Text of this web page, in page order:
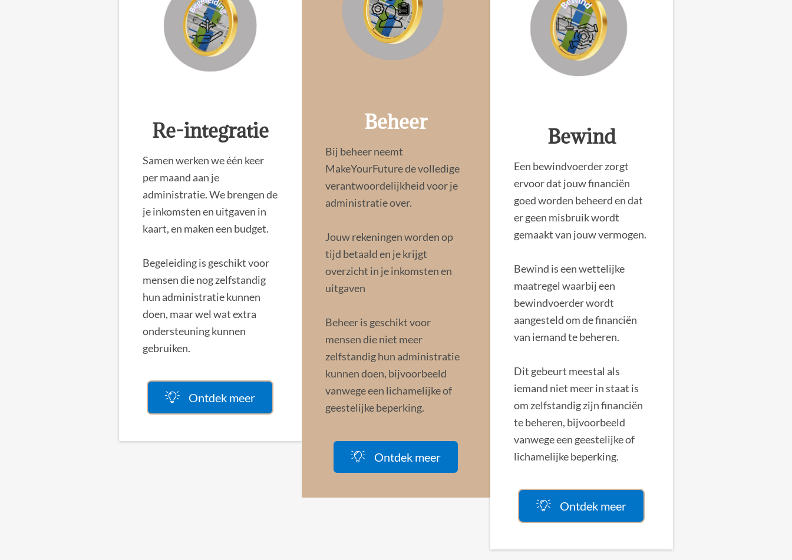
Re-integratie
Samen werken we één keer
per maand aan je
administratie. We brengen de
je inkomsten en uitgaven in
kaart, en maken een budget.
Begeleiding is geschikt voor
mensen die nog zelfstandig
hun administratie kunnen
doen, maar wel wat extra
ondersteuning kunnen
gebruiken.
Ontdek meer
Beheer
Bij beheer neemt
MakeYourFuture de volledige
verantwoordelijkheid voor je
administratie over.
Jouw rekeningen worden op
tijd betaald en je krijgt
overzicht in je inkomsten en
uitgaven
Beheer is geschikt voor
mensen die niet meer
zelfstandig hun administratie
kunnen doen, bijvoorbeeld
vanwege een lichamelijke of
geestelijke beperking.
Ontdek meer
Bewind
Een bewindvoerder zorgt
ervoor dat jouw financiën
goed worden beheerd en dat
er geen misbruik wordt
gemaakt van jouw vermogen.
Bewind is een wettelijke
maatregel waarbij een
bewindvoerder wordt
aangesteld om de financiën
van iemand te beheren.
Dit gebeurt meestal als
iemand niet meer in staat is
om zelfstandig zijn financiën
te beheren, bijvoorbeeld
vanwege een geestelijke of
lichamelijke beperking.
Ontdek meer